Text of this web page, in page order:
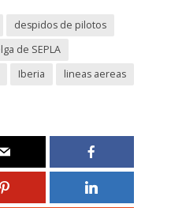
despidos de pilotos
de SEPLA
Iberia
lineas aereas